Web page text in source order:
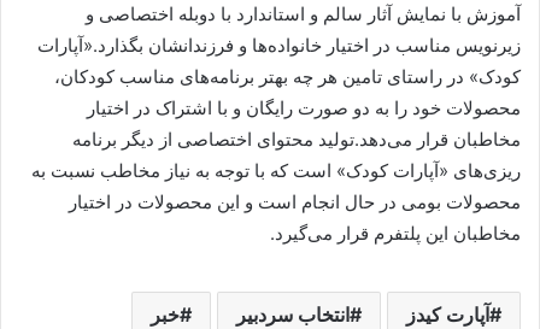
آموزش با نمایش آثار سالم و استاندارد با دوبله اختصاصی و
زیرنویس مناسب در اختیار خانواده‌ها و فرزندانشان بگذارد.«آپارات
کودک» در راستای تامین هر چه بهتر برنامه‌های مناسب کودکان،
محصولات خود را به دو صورت رایگان و با اشتراک در اختیار
مخاطبان قرار می‌دهد.تولید محتوای اختصاصی از دیگر برنامه
ریزی‌های «آپارات کودک» است که با توجه به نیاز مخاطب نسبت به
محصولات بومی در حال انجام است و این محصولات در اختیار
مخاطبان این پلتفرم قرار می‌گیرد.
آپارت کیدز انتخاب سردبیر خبر